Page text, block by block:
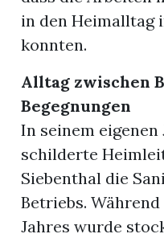
in den Heimalltag
konnten.
Alltag zwischen
Begegnungen
In seinem
schilderte
Siebenthal die
Betriebs.
Jahres wurde